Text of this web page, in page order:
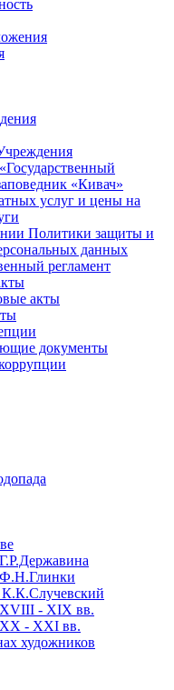
«Кивач»
услуг и цены на
Политики защиты и
данных
регламент
акты
документы
Ф.Н.Глинки
К.К.Случевский
XVIII - XIX вв.
- XXI вв.
художников